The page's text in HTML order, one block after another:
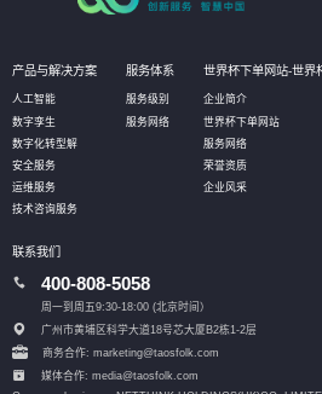
产品与解决方案
人工智能
数字孪生
数字化转型解
安全服务
运维服务
技术咨询服务
服务体系
服务级别
服务网络
世界杯下单网站-世界
企业简介
世界杯下单网站
服务网络
荣誉资质
企业风采
联系我们
400-808-5058
周一到周五9:30-18:00 (北京时间）
广州市黄埔区科学大道18号芯大厦B2栋1-2层
商务合作: marketing@taosfolk.com
媒体合作: media@taosfolk.com